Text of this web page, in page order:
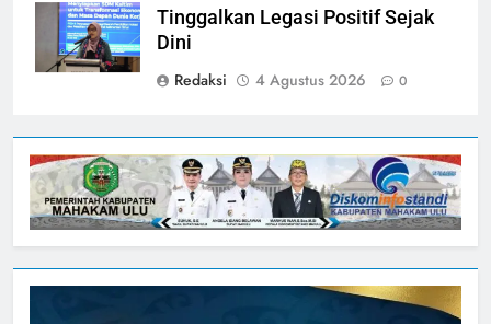
Tinggalkan Legasi Positif Sejak
Dini
Redaksi
4 Agustus 2026 0